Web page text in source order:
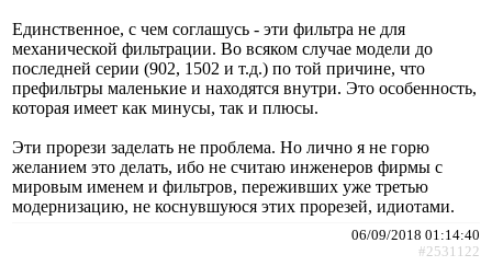
Единственное, с чем соглашусь - эти фильтра не для
механической фильтрации. Во всяком случае модели до
последней серии (902, 1502 и т.д.) по той причине, что
префильтры маленькие и находятся внутри. Это особенность,
которая имеет как минусы, так и плюсы.
Эти прорези заделать не проблема. Но лично я не горю
желанием это делать, ибо не считаю инженеров фирмы с
мировым именем и фильтров, переживших уже третью
модернизацию, не коснувшуюся этих прорезей, идиотами.
06/09/2018 01:14:40
#2531122